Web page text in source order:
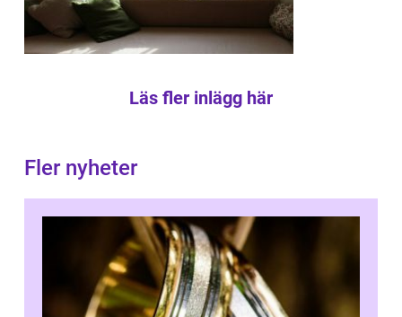
Läs fler inlägg här
Fler nyheter